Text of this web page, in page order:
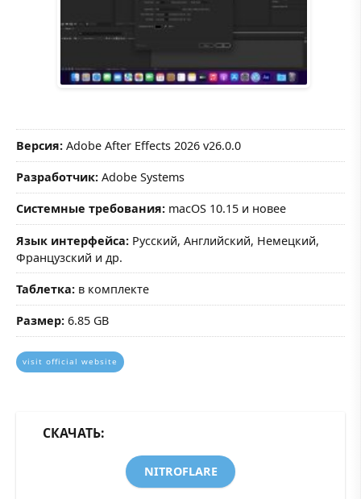
Версия: Adobe After Effects 2026 v26.0.0
Разработчик: Adobe Systems
Системные требования: macOS 10.15 и новее
Язык интерфейса: Русский, Английский, Немецкий,
Французский и др.
Таблетка: в комплекте
Размер: 6.85 GB
visit official website
СКАЧАТЬ:
NITROFLARE